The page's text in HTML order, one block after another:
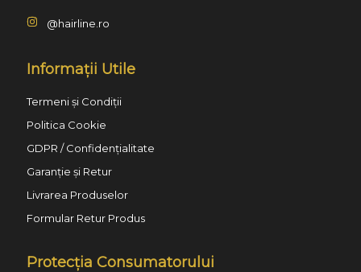
@hairline.ro
Informații Utile
Termeni și Condiții
Politica Cookie
GDPR / Confidențialitate
Garanție și Retur
Livrarea Produselor
Formular Retur Produs
Protecția Consumatorului